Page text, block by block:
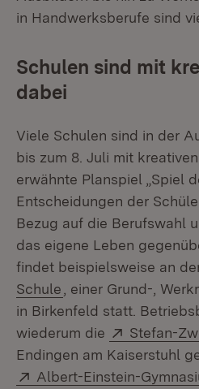
in Handwerksberufe sind
Schulen sind mit
dabei
Viele Schulen sind in der
bis zum 8. Juli mit
erwähnte Planspiel „Spiel
Entscheidungen der
Bezug auf die Berufswahl
das eigene Leben
findet beispielsweise an
Schule (Öffnet in neuem
, einer Grund-,
in Birkenfeld statt.
wiederum die
Extern:
Stefan-
Endingen am Kaiserstuhl
Extern:
Albert-Einstein-